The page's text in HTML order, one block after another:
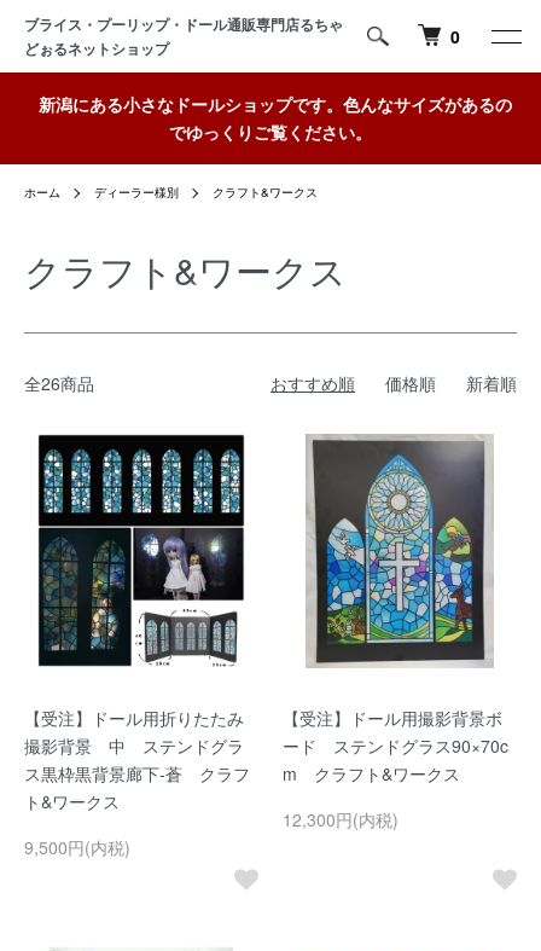
ブライス・プーリップ・ドール通販専門店るちゃ
どぉるネットショップ
0
新潟にある小さなドールショップです。色んなサイズがあるの
でゆっくりご覧ください。
ホーム ディーラー様別 クラフト&ワークス
クラフト&ワークス
全26商品 おすすめ順 価格順 新着順
【受注】ドール用折りたたみ
撮影背景 中 ステンドグラ
ス黒枠黒背景廊下-蒼 クラフ
ト&ワークス
9,500円(内税)
【受注】ドール用撮影背景ボ
ード ステンドグラス90×70c
m クラフト&ワークス
12,300円(内税)